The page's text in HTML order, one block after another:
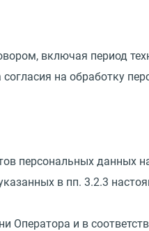
включая период
на обработку
персональных данных
в пп. 3.2.3
Оператора и в